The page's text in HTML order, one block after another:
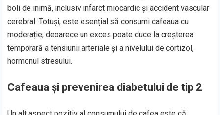
boli de inimă, inclusiv infarct miocardic și accident vascular
cerebral. Totuși, este esențial să consumi cafeaua cu
moderație, deoarece un exces poate duce la creșterea
temporară a tensiunii arteriale și a nivelului de cortizol,
hormonul stresului.
Cafeaua și prevenirea diabetului de tip 2
Un alt aspect pozitiv al consumului de cafea este că